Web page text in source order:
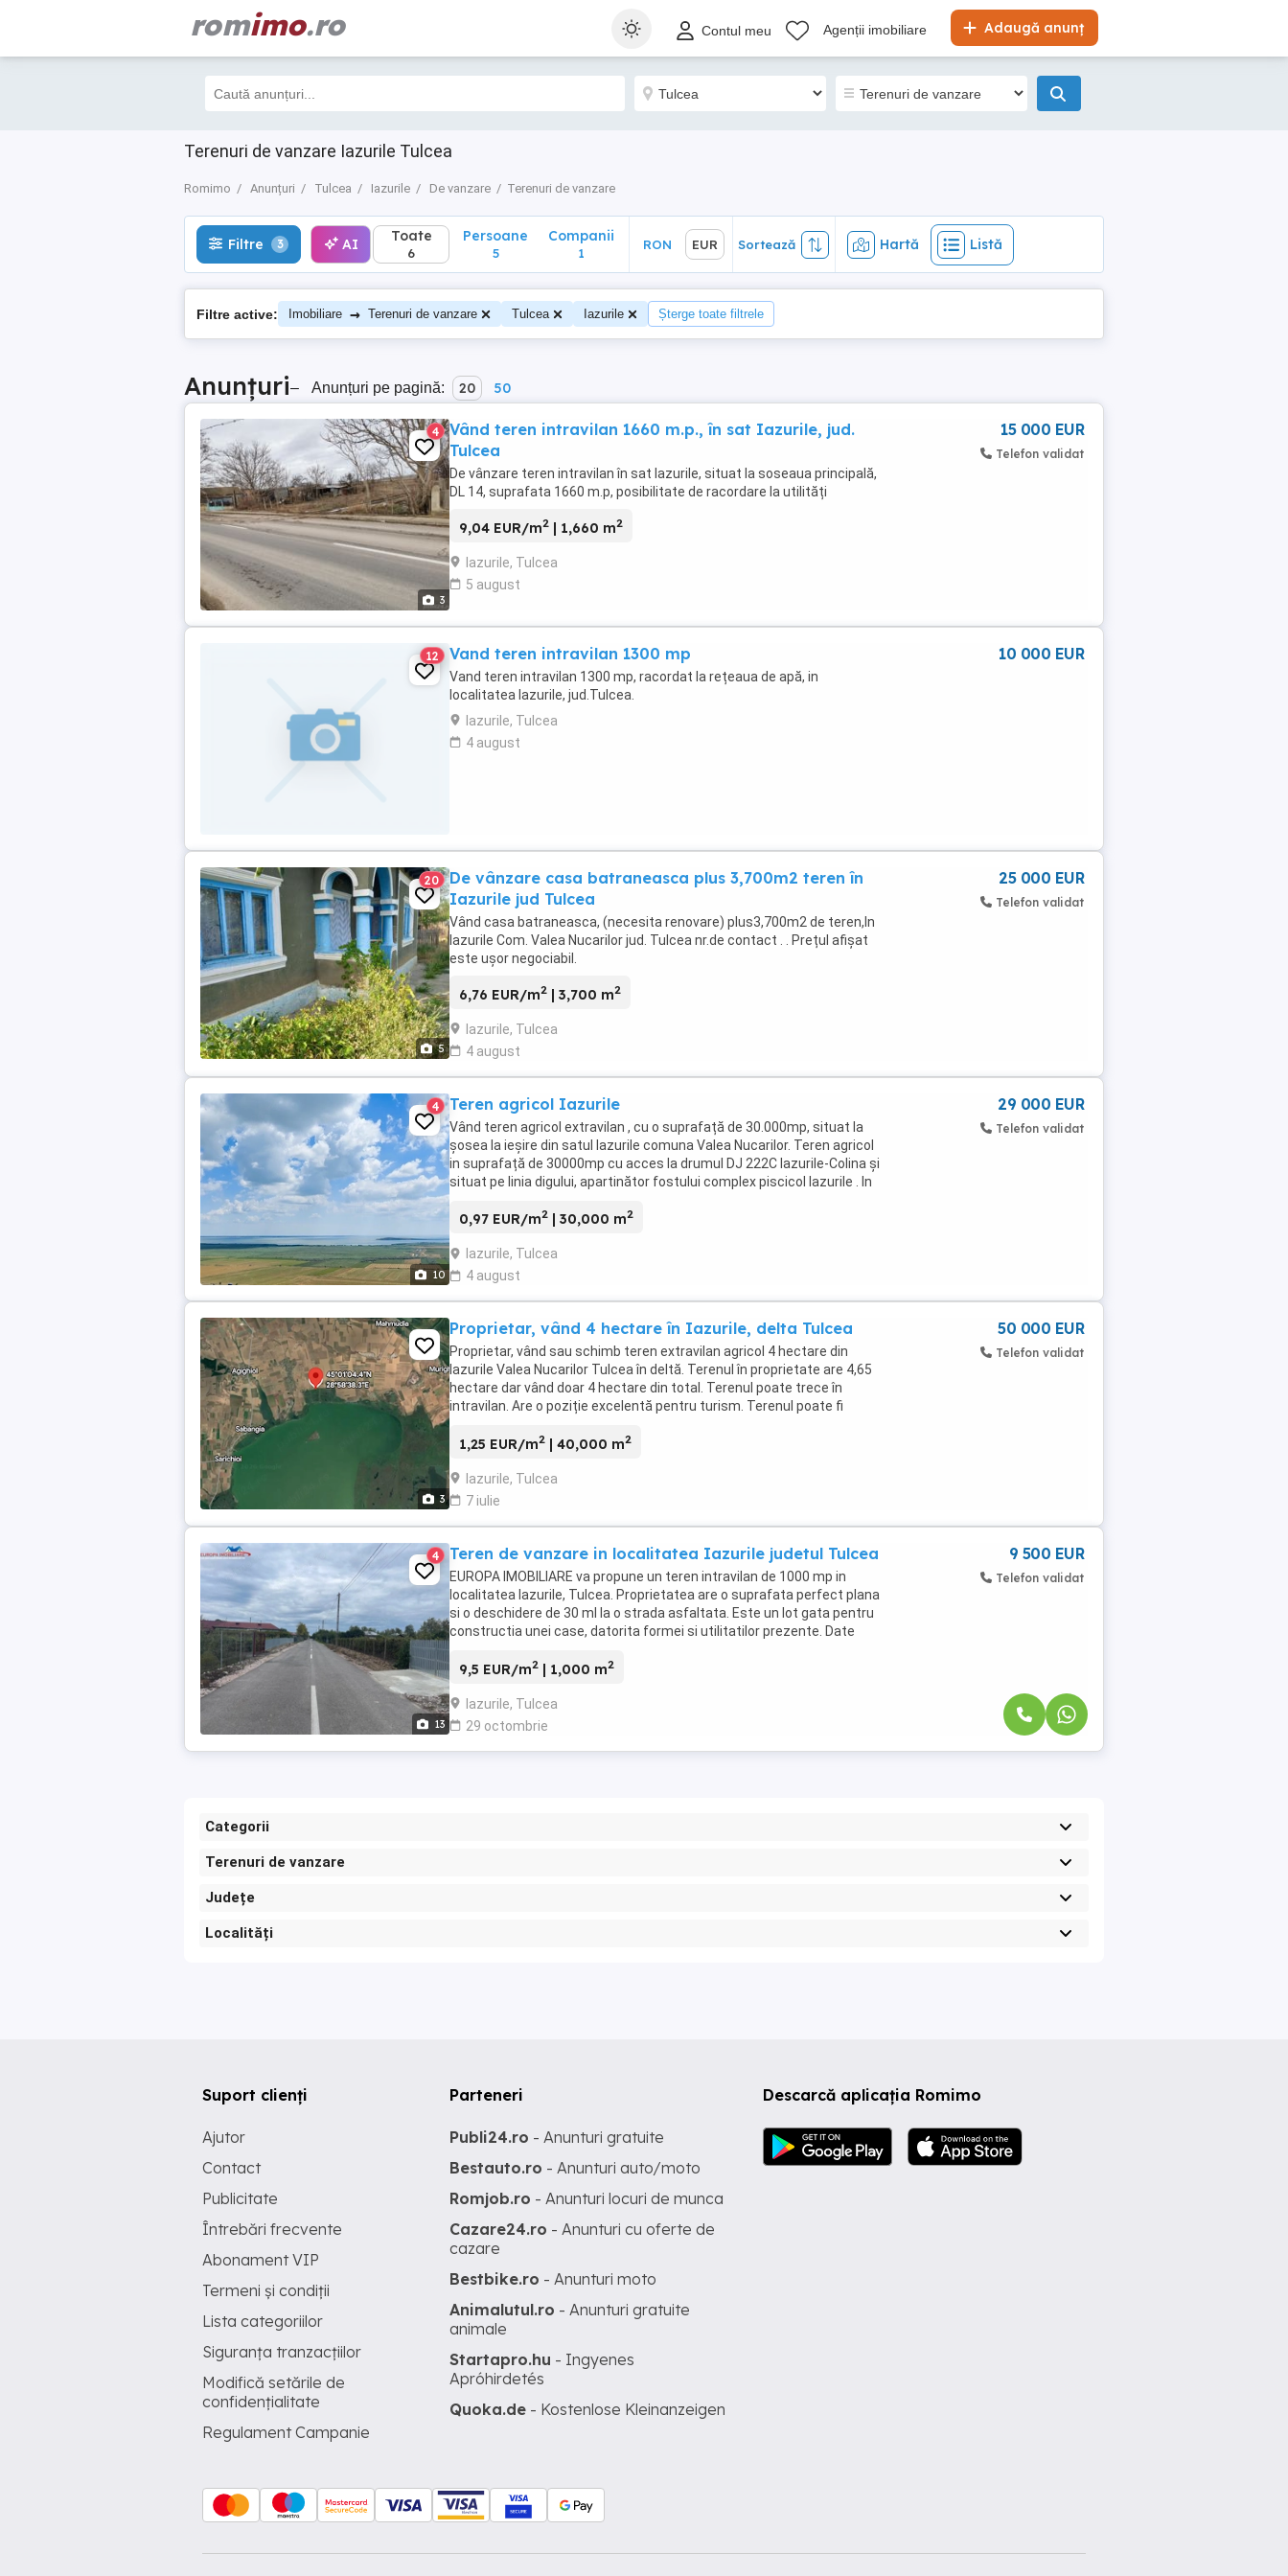
romimo.ro Adaugă anunț
Contul meu Agenții imobiliare
Terenuri de vanzare Iazurile Tulcea
Romimo Anunțuri Tulcea Iazurile De vanzare Terenuri de vanzare
Filtre 3 AI RON EUR Sortează Hartă Listă
Filtre 3 AI Toate
6
Persoane
5
Companii
1
RON EUR Sortează Hartă Listă
Filtre active: Imobiliare → Terenuri de vanzare Tulcea Iazurile Șterge toate filtrele
Anunțuri– Anunțuri pe pagină: 20 50
3
4
Vând teren intravilan 1660 m.p., în sat Iazurile, jud.
Tulcea
De vânzare teren intravilan în sat Iazurile, situat la soseaua principală,
DL 14, suprafata 1660 m.p, posibilitate de racordare la utilități
9,04 EUR/m2 | 1,660 m2
Iazurile, Tulcea
5 august
15 000 EUR
Telefon validat
12 Vand teren intravilan 1300 mp
Vand teren intravilan 1300 mp, racordat la rețeaua de apă, in
localitatea Iazurile, jud.Tulcea.
Iazurile, Tulcea
4 august
10 000 EUR
5
20
De vânzare casa batraneasca plus 3,700m2 teren în
Iazurile jud Tulcea
Vând casa batraneasca, (necesita renovare) plus3,700m2 de teren,In
Iazurile Com. Valea Nucarilor jud. Tulcea nr.de contact . . Prețul afișat
este ușor negociabil.
6,76 EUR/m2 | 3,700 m2
Iazurile, Tulcea
4 august
25 000 EUR
Telefon validat
10
4 Teren agricol Iazurile
Vând teren agricol extravilan , cu o suprafață de 30.000mp, situat la
șosea la ieșire din satul Iazurile comuna Valea Nucarilor. Teren agricol
in suprafață de 30000mp cu acces la drumul DJ 222C Iazurile-Colina și
situat pe linia digului, apartinător fostului complex piscicol Iazurile . In
0,97 EUR/m2 | 30,000 m2
Iazurile, Tulcea
4 august
29 000 EUR
Telefon validat
3
Proprietar, vând 4 hectare în Iazurile, delta Tulcea
Proprietar, vând sau schimb teren extravilan agricol 4 hectare din
Iazurile Valea Nucarilor Tulcea în deltă. Terenul în proprietate are 4,65
hectare dar vând doar 4 hectare din total. Terenul poate trece în
intravilan. Are o poziție excelentă pentru turism. Terenul poate fi
1,25 EUR/m2 | 40,000 m2
Iazurile, Tulcea
7 iulie
50 000 EUR
Telefon validat
13
4 Teren de vanzare in localitatea Iazurile judetul Tulcea
EUROPA IMOBILIARE va propune un teren intravilan de 1000 mp in
localitatea Iazurile, Tulcea. Proprietatea are o suprafata perfect plana
si o deschidere de 30 ml la o strada asfaltata. Este un lot gata pentru
constructia unei case, datorita formei si utilitatilor prezente. Date
9,5 EUR/m2 | 1,000 m2
Iazurile, Tulcea
29 octombrie
9 500 EUR
Telefon validat
Categorii
Terenuri de vanzare
Județe
Localități
Descarcă aplicația Romimo
Suport clienți
Ajutor
Contact
Publicitate
Întrebări frecvente
Abonament VIP
Termeni și condiții
Lista categoriilor
Siguranța tranzacțiilor
Modifică setările de
confidențialitate
Regulament Campanie
Parteneri
Publi24.ro - Anunturi gratuite
Bestauto.ro - Anunturi auto/moto
Romjob.ro - Anunturi locuri de munca
Cazare24.ro - Anunturi cu oferte de
cazare
Bestbike.ro - Anunturi moto
Animalutul.ro - Anunturi gratuite
animale
Startapro.hu - Ingyenes
Apróhirdetés
Quoka.de - Kostenlose Kleinanzeigen